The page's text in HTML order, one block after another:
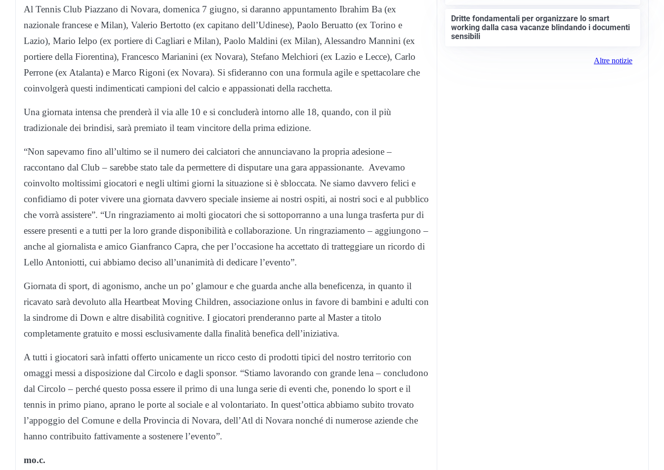
Al Tennis Club Piazzano di Novara, domenica 7 giugno, si daranno appuntamento Ibrahim Ba (ex
nazionale francese e Milan), Valerio Bertotto (ex capitano dell’Udinese), Paolo Beruatto (ex Torino e
Lazio), Mario Ielpo (ex portiere di Cagliari e Milan), Paolo Maldini (ex Milan), Alessandro Mannini (ex
portiere della Fiorentina), Francesco Marianini (ex Novara), Stefano Melchiori (ex Lazio e Lecce), Carlo
Perrone (ex Atalanta) e Marco Rigoni (ex Novara). Si sfideranno con una formula agile e spettacolare che
coinvolgerà questi indimenticati campioni del calcio e appassionati della racchetta.
Una giornata intensa che prenderà il via alle 10 e si concluderà intorno alle 18, quando, con il più
tradizionale dei brindisi, sarà premiato il team vincitore della prima edizione.
“Non sapevamo fino all’ultimo se il numero dei calciatori che annunciavano la propria adesione –
raccontano dal Club – sarebbe stato tale da permettere di disputare una gara appassionante. Avevamo
coinvolto moltissimi giocatori e negli ultimi giorni la situazione si è sbloccata. Ne siamo davvero felici e
confidiamo di poter vivere una giornata davvero speciale insieme ai nostri ospiti, ai nostri soci e al pubblico
che vorrà assistere”. “Un ringraziamento ai molti giocatori che si sottoporranno a una lunga trasferta pur di
essere presenti e a tutti per la loro grande disponibilità e collaborazione. Un ringraziamento – aggiungono –
anche al giornalista e amico Gianfranco Capra, che per l’occasione ha accettato di tratteggiare un ricordo di
Lello Antoniotti, cui abbiamo deciso all’unanimità di dedicare l’evento”.
Giornata di sport, di agonismo, anche un po’ glamour e che guarda anche alla beneficenza, in quanto il
ricavato sarà devoluto alla Heartbeat Moving Children, associazione onlus in favore di bambini e adulti con
la sindrome di Down e altre disabilità cognitive. I giocatori prenderanno parte al Master a titolo
completamente gratuito e mossi esclusivamente dalla finalità benefica dell’iniziativa.
A tutti i giocatori sarà infatti offerto unicamente un ricco cesto di prodotti tipici del nostro territorio con
omaggi messi a disposizione dal Circolo e dagli sponsor. “Stiamo lavorando con grande lena – concludono
dal Circolo – perché questo possa essere il primo di una lunga serie di eventi che, ponendo lo sport e il
tennis in primo piano, aprano le porte al sociale e al volontariato. In quest’ottica abbiamo subito trovato
l’appoggio del Comune e della Provincia di Novara, dell’Atl di Novara nonché di numerose aziende che
hanno contribuito fattivamente a sostenere l’evento”.
mo.c.
Dritte fondamentali per organizzare lo smart
working dalla casa vacanze blindando i documenti
sensibili
Altre notizie